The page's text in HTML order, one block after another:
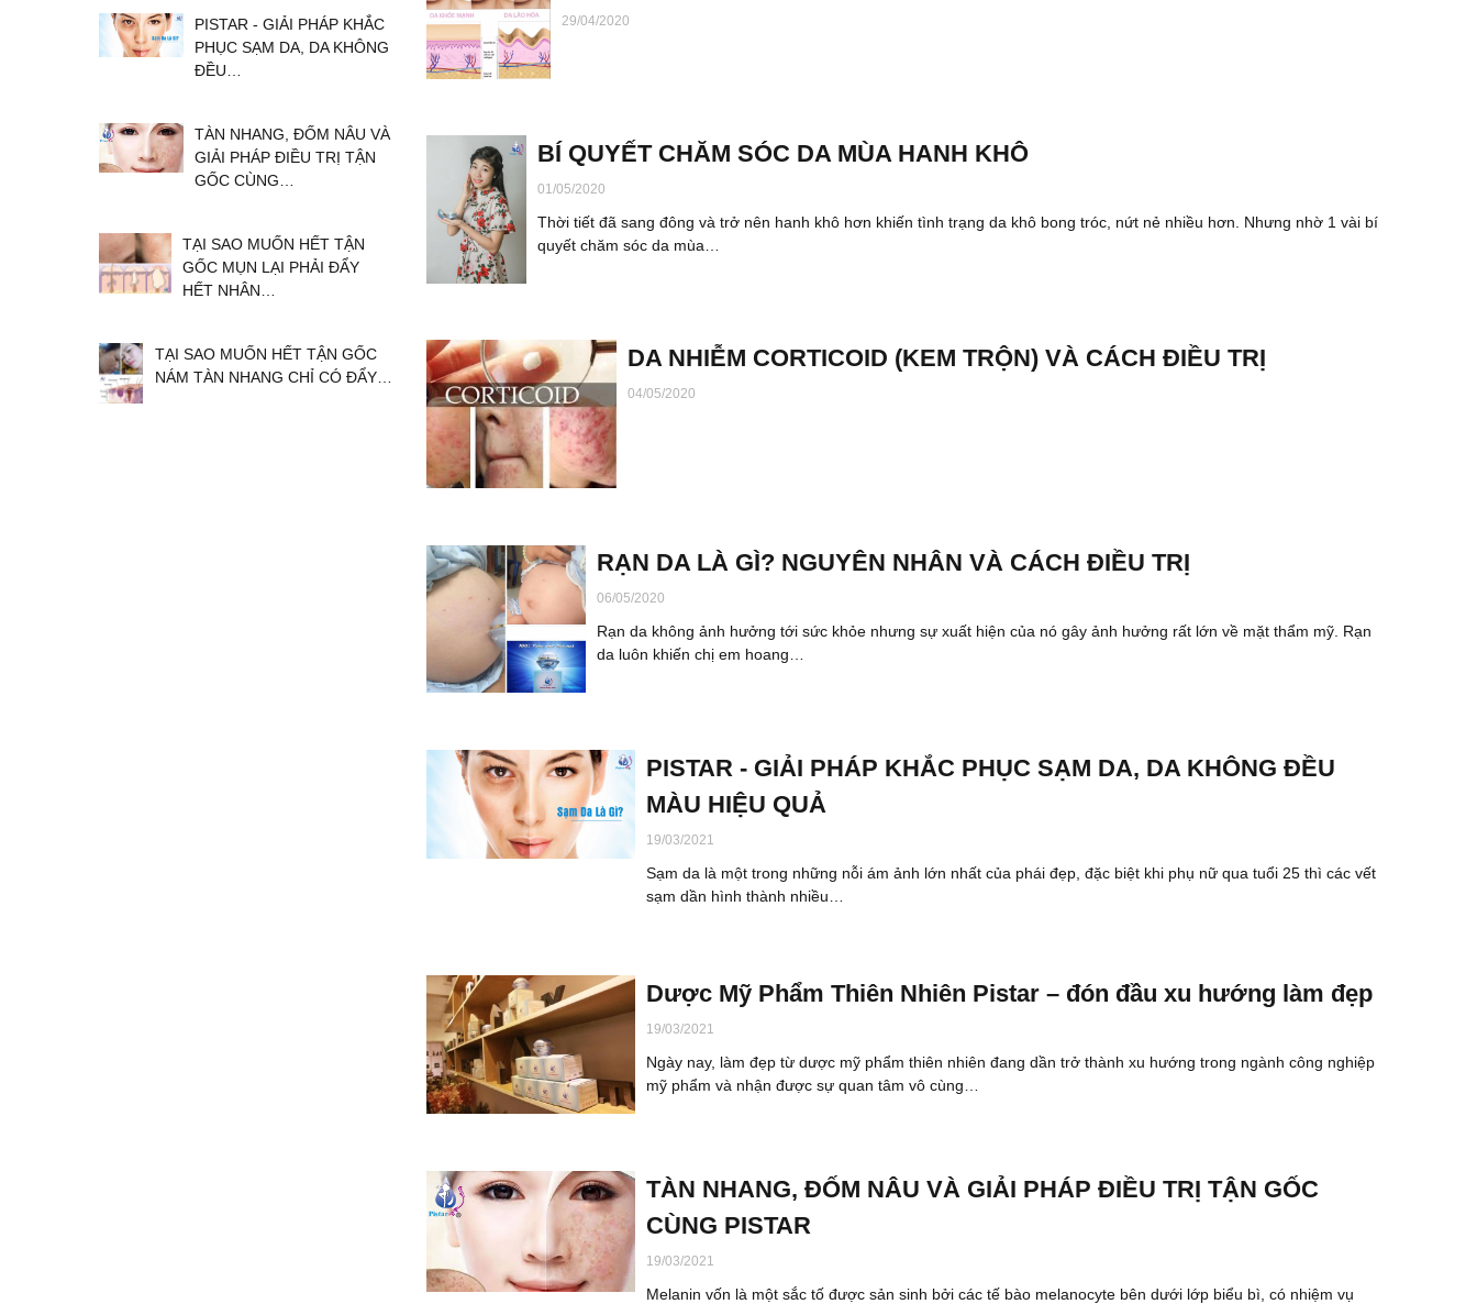
29/04/2020
BÍ QUYẾT CHĂM SÓC DA MÙA HANH KHÔ
01/05/2020
Thời tiết đã sang đông và trở nên hanh khô hơn khiến tình trạng da khô bong tróc, nứt nẻ nhiều hơn. Nhưng nhờ 1 vài bí
quyết chăm sóc da mùa…
DA NHIỄM CORTICOID (KEM TRỘN) VÀ CÁCH ĐIỀU TRỊ
04/05/2020
RẠN DA LÀ GÌ? NGUYÊN NHÂN VÀ CÁCH ĐIỀU TRỊ
06/05/2020
Rạn da không ảnh hưởng tới sức khỏe nhưng sự xuất hiện của nó gây ảnh hưởng rất lớn về mặt thẩm mỹ. Rạn
da luôn khiến chị em hoang…
PISTAR - GIẢI PHÁP KHẮC PHỤC SẠM DA, DA KHÔNG ĐỀU
MÀU HIỆU QUẢ
19/03/2021
Sạm da là một trong những nỗi ám ảnh lớn nhất của phái đẹp, đặc biệt khi phụ nữ qua tuổi 25 thì các vết
sạm dần hình thành nhiều…
Dược Mỹ Phẩm Thiên Nhiên Pistar – đón đầu xu hướng làm đẹp
19/03/2021
Ngày nay, làm đẹp từ dược mỹ phẩm thiên nhiên đang dần trở thành xu hướng trong ngành công nghiệp
mỹ phẩm và nhận được sự quan tâm vô cùng…
TÀN NHANG, ĐỐM NÂU VÀ GIẢI PHÁP ĐIỀU TRỊ TẬN GỐC
CÙNG PISTAR
19/03/2021
Melanin vốn là một sắc tố được sản sinh bởi các tế bào melanocyte bên dưới lớp biểu bì, có nhiệm vụ
PISTAR - GIẢI PHÁP KHẮC
PHỤC SẠM DA, DA KHÔNG
ĐỀU…
TÀN NHANG, ĐỐM NÂU VÀ
GIẢI PHÁP ĐIỀU TRỊ TẬN
GỐC CÙNG…
TẠI SAO MUỐN HẾT TẬN
GỐC MỤN LẠI PHẢI ĐẨY
HẾT NHÂN…
TẠI SAO MUỐN HẾT TẬN GỐC
NÁM TÀN NHANG CHỈ CÓ ĐẨY…